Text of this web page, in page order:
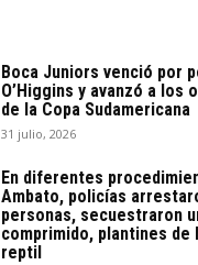
Boca Juniors venció por
O’Higgins y avanzó a los
de la Copa Sudamericana
31 julio, 2026
En diferentes
Ambato, policías
personas, secuestraron
comprimido, plantines de
reptil